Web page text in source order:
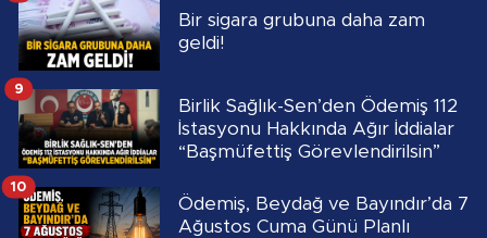
Bir sigara grubuna daha zam
geldi!
Birlik Sağlık-Sen’den Ödemiş 112
İstasyonu Hakkında Ağır İddialar
“Başmüfettiş Görevlendirilsin”
9
Ödemiş, Beydağ ve Bayındır’da 7
Ağustos Cuma Günü Planlı
10